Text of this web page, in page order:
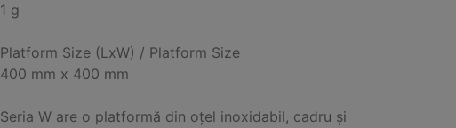
1 g
Platform Size (LxW) / Platform Size
400 mm x 400 mm
Seria W are o platformă din oțel inoxidabil, cadru și